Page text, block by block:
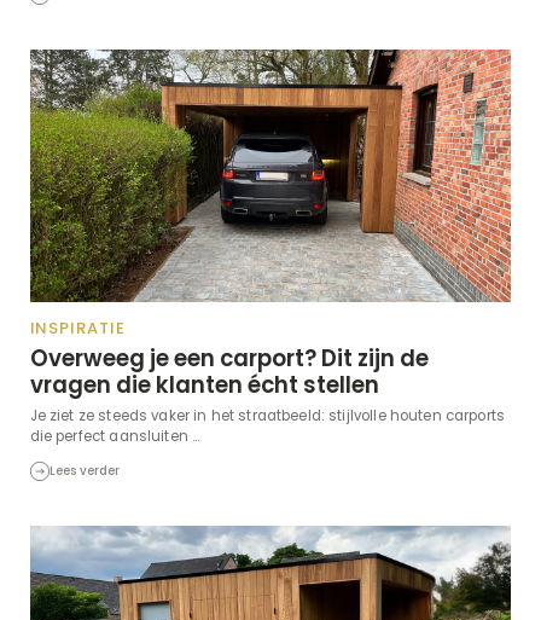
INSPIRATIE
Overweeg je een carport? Dit zijn de
vragen die klanten écht stellen
Je ziet ze steeds vaker in het straatbeeld: stijlvolle houten carports
die perfect aansluiten ...
Lees verder